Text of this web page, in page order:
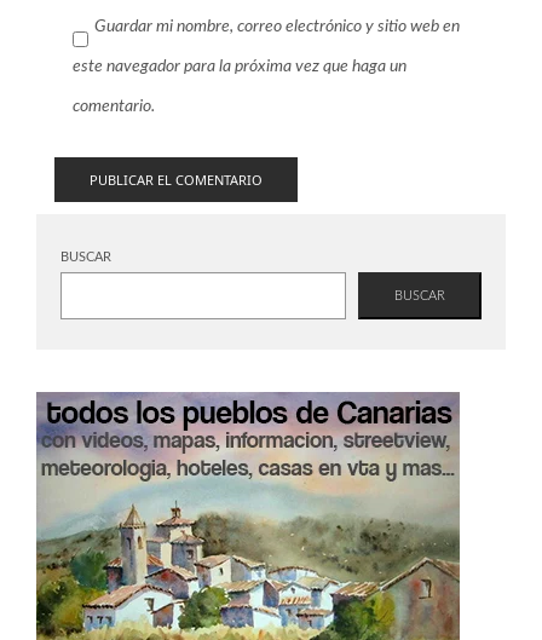
Guardar mi nombre, correo electrónico y sitio web en
este navegador para la próxima vez que haga un
comentario.
BUSCAR
BUSCAR